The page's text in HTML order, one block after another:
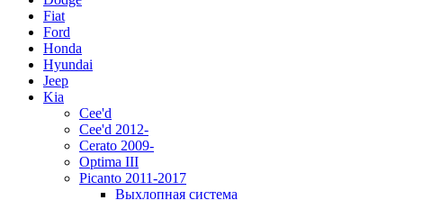
Fiat
Ford
Honda
Hyundai
Jeep
Kia
Cee'd
Cee'd 2012-
Cerato 2009-
Optima III
Picanto 2011-2017
Выхлопная система